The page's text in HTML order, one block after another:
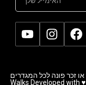
זכר פונה לכל המגדרים
Walks Developed with